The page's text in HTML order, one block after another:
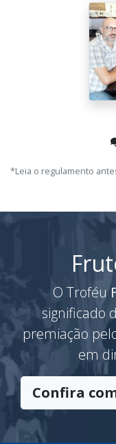
*Leia o regulamento
O Troféu
significado
premiação
em
Confira